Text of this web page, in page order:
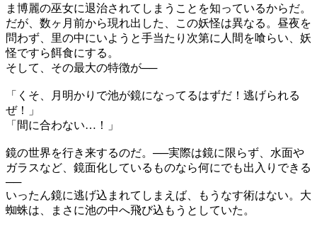
ま博麗の巫女に退治されてしまうことを知っているからだ。
だが、数ヶ月前から現れ出した、この妖怪は異なる。昼夜を
問わず、里の中にいようと手当たり次第に人間を喰らい、妖
怪ですら餌食にする。
そして、その最大の特徴が──
「くそ、月明かりで池が鏡になってるはずだ！逃げられる
ぜ！」
「間に合わない…！」
鏡の世界を行き来するのだ。──実際は鏡に限らず、水面や
ガラスなど、鏡面化しているものなら何にでも出入りできる
──
いったん鏡に逃げ込まれてしまえば、もうなす術はない。大
蜘蛛は、まさに池の中へ飛び込もうとしていた。